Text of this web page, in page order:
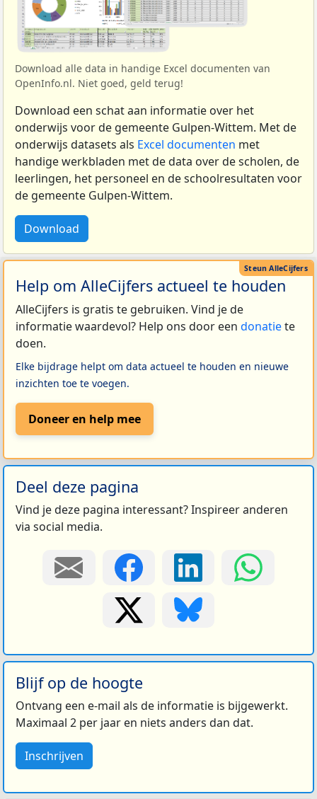
Download alle data in handige Excel documenten van
OpenInfo.nl. Niet goed, geld terug!
Download een schat aan informatie over het
onderwijs voor de gemeente Gulpen-Wittem. Met de
onderwijs datasets als Excel documenten met
handige werkbladen met de data over de scholen, de
leerlingen, het personeel en de schoolresultaten voor
de gemeente Gulpen-Wittem.
Download
Help om AlleCijfers actueel te houden
AlleCijfers is gratis te gebruiken. Vind je de
informatie waardevol? Help ons door een donatiete
doen.
Elke bijdrage helpt om data actueel te houden en nieuwe
inzichten toe te voegen.
Doneer en help mee
Deel deze pagina
Vind je deze pagina interessant? Inspireer anderen
via social media.
Blijf op de hoogte
Ontvang een e-mail als de informatie is bijgewerkt.
Maximaal 2 per jaar en niets anders dan dat.
Inschrijven